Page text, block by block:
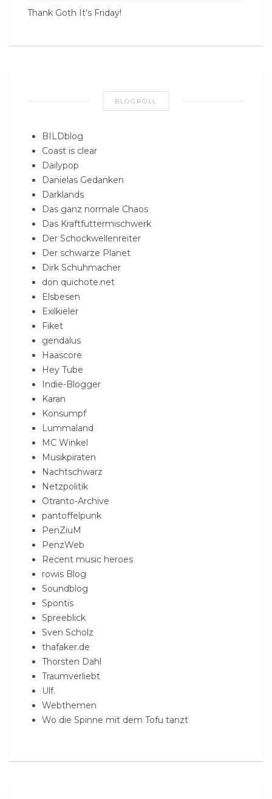
Thank Goth It’s Friday!
BLOGROLL
BILDblog
Coast is clear
Dailypop
Danielas Gedanken
Darklands
Das ganz normale Chaos
Das Kraftfuttermischwerk
Der Schockwellenreiter
Der schwarze Planet
Dirk Schuhmacher
don quichote.net
Elsbesen
Exilkieler
Fiket
gendalus
Haascore
Hey Tube
Indie-Blogger
Karan
Konsumpf
Lummaland
MC Winkel
Musikpiraten
Nachtschwarz
Netzpolitik
Otranto-Archive
pantoffelpunk
PenZiuM
PenzWeb
Recent music heroes
rowis Blog
Soundblog
Spontis
Spreeblick
Sven Scholz
thafaker.de
Thorsten Dahl
Traumverliebt
Ulf.
Webthemen
Wo die Spinne mit dem Tofu tanzt